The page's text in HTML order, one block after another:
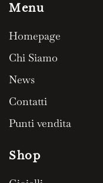
Menu
Homepage
Chi Siamo
News
Contatti
Punti vendita
Shop